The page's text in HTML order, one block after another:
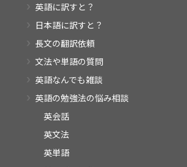
英語に訳すと？
日本語に訳すと？
長文の翻訳依頼
文法や単語の質問
英語なんでも雑談
英語の勉強法の悩み相談
英会話
英文法
英単語